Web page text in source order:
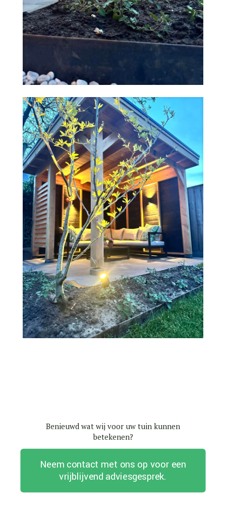
Benieuwd wat wij voor uw tuin kunnen
betekenen?
Neem contact met ons op voor een
vrijblijvend adviesgesprek.